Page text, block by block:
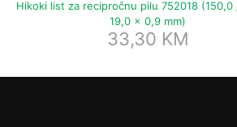
Hikoki list za recipročnu pilu 752018 (150,0
19,0 x 0,9 mm)
33,30 KM